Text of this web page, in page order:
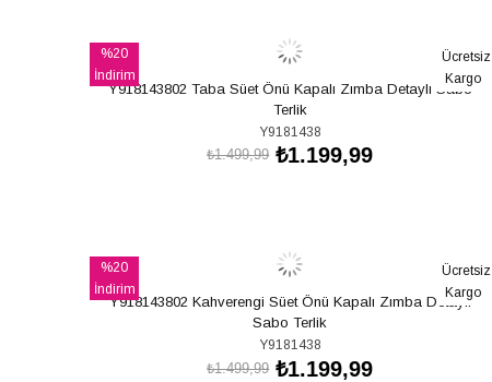
%20
İndirim
%20İndirim
Ücretsiz
Kargo
Y918143802 Taba Süet Önü Kapalı Zımba Detaylı Sabo
Terlik
Y9181438
₺1.199,99
₺1.499,99
%20
İndirim
%20İndirim
Ücretsiz
Kargo
Y918143802 Kahverengi Süet Önü Kapalı Zımba Detaylı
Sabo Terlik
Y9181438
₺1.199,99
₺1.499,99